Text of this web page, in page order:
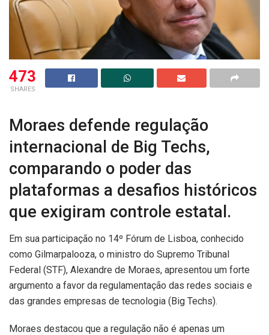
473
SHARES
Moraes defende regulação
internacional de Big Techs,
comparando o poder das
plataformas a desafios históricos
que exigiram controle estatal.
Em sua participação no 14º Fórum de Lisboa, conhecido
como Gilmarpalooza, o ministro do Supremo Tribunal
Federal (STF), Alexandre de Moraes, apresentou um forte
argumento a favor da regulamentação das redes sociais e
das grandes empresas de tecnologia (Big Techs).
Moraes destacou que a regulação não é apenas um